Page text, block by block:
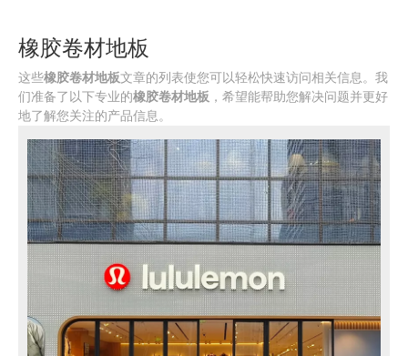
橡胶卷材地板
这些橡胶卷材地板文章的列表使您可以轻松快速访问相关信息。我
们准备了以下专业的橡胶卷材地板 ，希望能帮助您解决问题并更好
地了解您关注的产品信息。